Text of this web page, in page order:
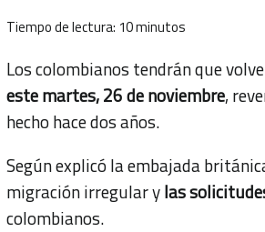
Tiempo de lectura: 10minutos
Los colombianos tendrán que
este martes, 26 de noviembre,
hecho hace dos años.
Según explicó la embajada
migración irregular ylas
colombianos.